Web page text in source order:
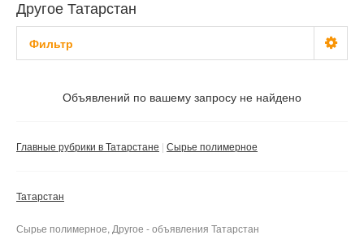
Другое Татарстан
Фильтр
Не важно
Частные
Применить Сбросить фильтр
Объявлений по вашему запросу не найдено
Главные рубрики в Татарстане Сырье полимерное
Татарстан
Сырье полимерное, Другое - объявления Татарстан